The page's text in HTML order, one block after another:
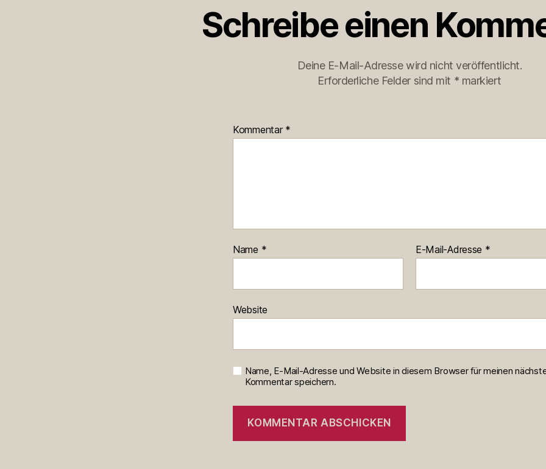
Schreibe einen
Deine E-Mail-Adresse wird nicht veröffentlicht.
Erforderliche Felder sind mit * markiert
Kommentar *
Name * E-Mail-Adresse *
Website
Name, E-Mail-Adresse und Website in diesem Browser für meinen
Kommentar speichern.